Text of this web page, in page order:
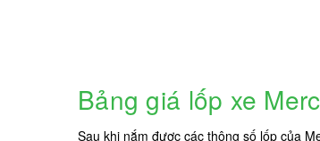
Bảng giá lốp xe
Sau khi nắm được các thông số lốp của